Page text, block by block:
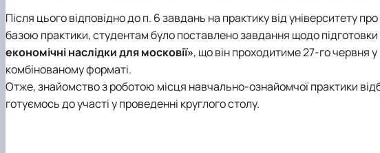
Після цього відповідно до п. 6 завдань на практику від університету
базою практики, студентам було поставлено завдання щодо підготовки
економічні наслідки для московії», що він проходитиме 27-го червня
комбінованому форматі.
Отже, знайомство з роботою місця навчально-ознайомчої практики
готуємось до участі у проведенні круглого столу.